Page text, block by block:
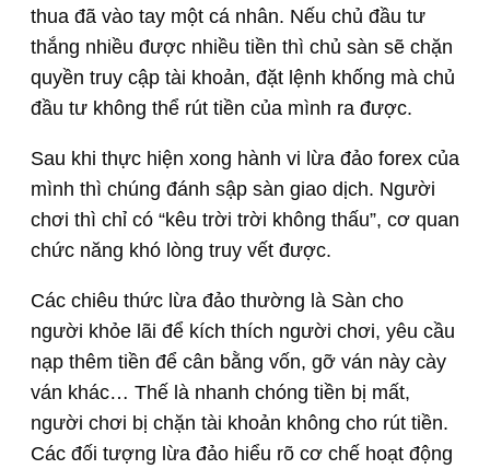
thua đã vào tay một cá nhân. Nếu chủ đầu tư
thắng nhiều được nhiều tiền thì chủ sàn sẽ chặn
quyền truy cập tài khoản, đặt lệnh khống mà chủ
đầu tư không thể rút tiền của mình ra được.
Sau khi thực hiện xong hành vi lừa đảo forex của
mình thì chúng đánh sập sàn giao dịch. Người
chơi thì chỉ có “kêu trời trời không thấu”, cơ quan
chức năng khó lòng truy vết được.
Các chiêu thức lừa đảo thường là Sàn cho
người khỏe lãi để kích thích người chơi, yêu cầu
nạp thêm tiền để cân bằng vốn, gỡ ván này cày
ván khác… Thế là nhanh chóng tiền bị mất,
người chơi bị chặn tài khoản không cho rút tiền.
Các đối tượng lừa đảo hiểu rõ cơ chế hoạt động